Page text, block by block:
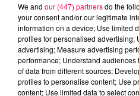
We and our (447) partnersdo the
your consent and/or our legitimate
information on a device; Use limited
profiles for personalised advertising;
advertising; Measure advertising
performance; Understand
of data from different sources;
profiles to personalise content; Use
content; Use limited data to select